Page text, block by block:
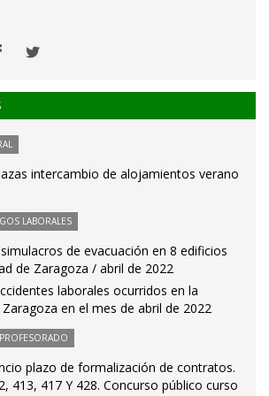
intercambio de alojamientos verano
LABORALES
de evacuación en 8 edificios
de Zaragoza / abril de 2022
laborales ocurridos en la
en el mes de abril de 2022
plazo de formalización de contratos.
413, 417 Y 428. Concurso público curso